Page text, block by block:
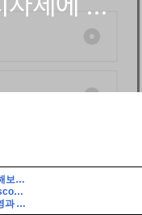
모니모 오늘의 영어 8월 9일 정답(여기서 일해보는 게 제 꿈이에요. 여기서 일하고 싶었어요. 승진하기를 바랍니다)
신한카드 퀴즈팡팡 8월 9일 정답('트래블 Discover-Day! 준비부터 설레는 여행 필수 아이템 특가전'에서 판매되는 특가 상품이 아닌 것은?)
김지민 김준호 2세 임신소식 전와이프 김은영과 자녀는?